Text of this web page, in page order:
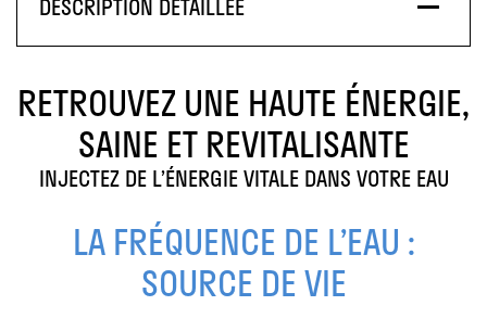
DESCRIPTION DÉTAILLÉE
RETROUVEZ UNE HAUTE ÉNERGIE,
SAINE ET REVITALISANTE
INJECTEZ DE L’ÉNERGIE VITALE DANS VOTRE EAU
LA FRÉQUENCE DE L’EAU :
SOURCE DE VIE